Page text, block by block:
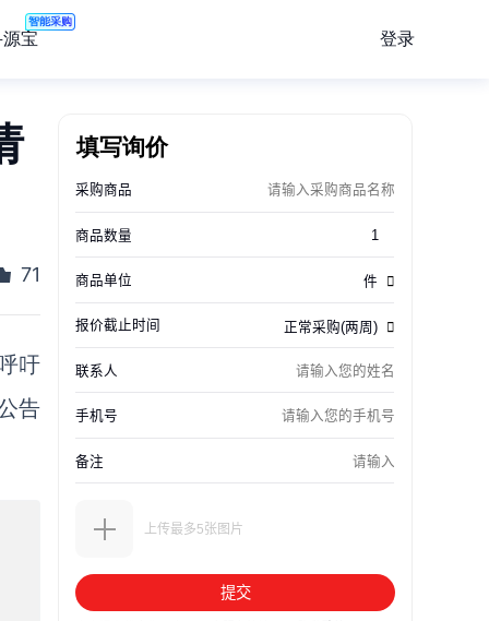
宝
智能采购
登录
71
吁
告
填写询价